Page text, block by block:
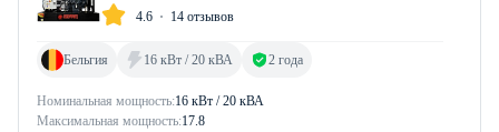
4.6 14 отзывов
Номинальная мощность:16 кВт / 20 кВА
Максимальная мощность:17.8
Бельгия 16 кВт / 20 кВА 2 года